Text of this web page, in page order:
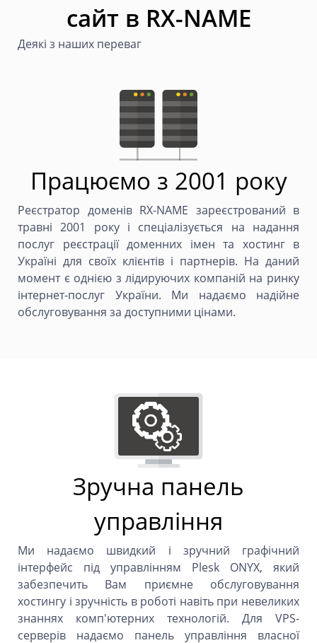
сайт в RX-NAME
Деякі з наших переваг
Працюємо з 2001 року
Реєстратор доменів RX-NAME зареєстрований в
травні 2001 року і спеціалізується на надання
послуг реєстрації доменних імен та хостинг в
Україні для своїх клієнтів і партнерів. На даний
момент є однією з лідируючих компаній на ринку
інтернет-послуг України. Ми надаємо надійне
обслуговування за доступними цінами.
Зручна панель
управління
Ми надаємо швидкий і зручний графічний
інтерфейс під управлінням Plesk ONYX, який
забезпечить Вам приємне обслуговування
хостингу і зручність в роботі навіть при невеликих
знаннях комп'ютерних технологій. Для VPS-
серверів надаємо панель управління власної